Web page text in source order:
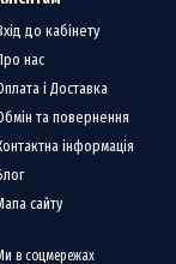
навіть
до кабінету
нас
і Доставка
та повернення
інформація
сайту
в соцмережах